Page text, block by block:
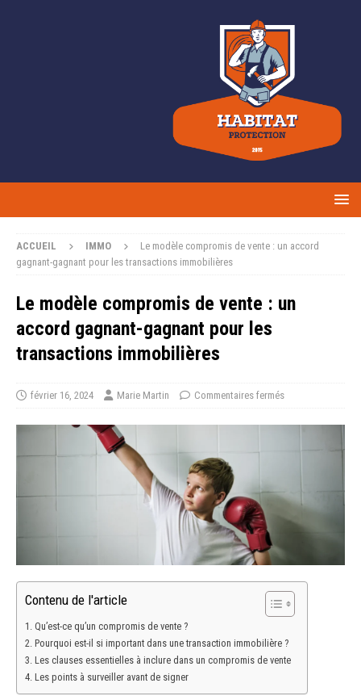
ACCUEIL IMMO
Le modèle compromis de vente : un accord
gagnant-gagnant pour les transactions immobilières
Le modèle compromis de vente : un
accord gagnant-gagnant pour les
transactions immobilières
février 16, 2024 Marie Martin Commentaires fermés
Contenu de l'article
Qu’est-ce qu’un compromis de vente ?
Pourquoi est-il si important dans une transaction immobilière ?
Les clauses essentielles à inclure dans un compromis de vente
Les points à surveiller avant de signer